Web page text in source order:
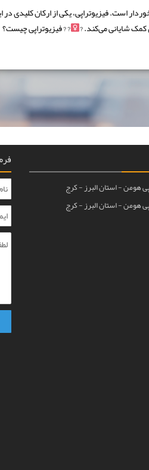
است. فیزیوتراپی، یکی از ارکان کلیدی در
کمک شایانی می‌کند. ?‍ ? ? فیزیوتراپی چیست؟
هومن - استان البرز - کرج
هومن - استان البرز - کرج